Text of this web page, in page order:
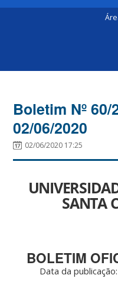
Boletim Nº 60/
02/06/2020
02/06/2020 17:25
SANTA
BOLETIM
Data da